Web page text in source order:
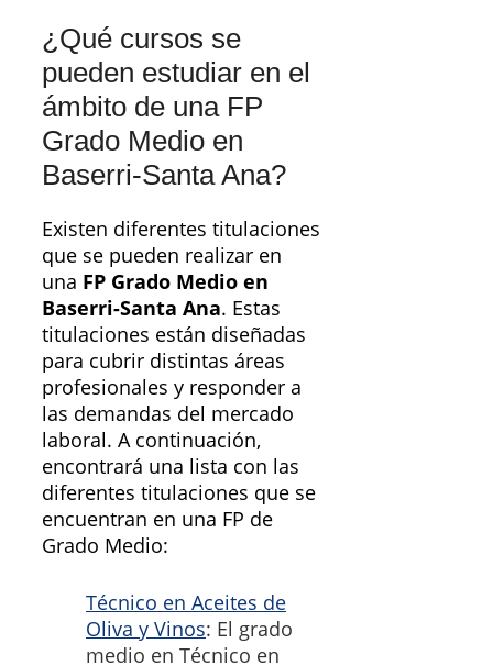
¿Qué cursos se
pueden estudiar en el
ámbito de una FP
Grado Medio en
Baserri-Santa Ana?
Existen diferentes titulaciones
que se pueden realizar en
una FP Grado Medio en
Baserri-Santa Ana. Estas
titulaciones están diseñadas
para cubrir distintas áreas
profesionales y responder a
las demandas del mercado
laboral. A continuación,
encontrará una lista con las
diferentes titulaciones que se
encuentran en una FP de
Grado Medio:
Técnico en Aceites de
Oliva y Vinos: El grado
medio en Técnico en